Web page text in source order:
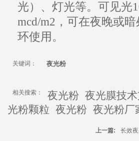
光）、灯光等。可见光
mcd/m2，可在夜晚或暗
环使用。
关键词： 夜光粉
相关搜索： 夜光粉 夜光膜技
光粉颗粒 夜光粉 夜光粉厂
上一篇: 长效